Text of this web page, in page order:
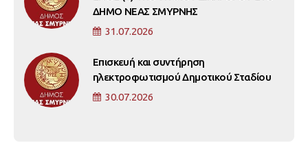
ΔΗΜΟ ΝΕΑΣ ΣΜΥΡΝΗΣ
31.07.2026
Επισκευή και συντήρηση
ηλεκτροφωτισμού Δημοτικού Σταδίου
30.07.2026